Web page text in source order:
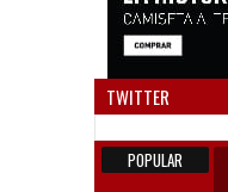
TWITTER
POPULAR